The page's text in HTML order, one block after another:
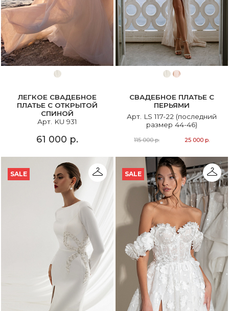
ЛЕГКОЕ СВАДЕБНОЕ
ПЛАТЬЕ С ОТКРЫТОЙ
СПИНОЙ
Арт. KU 931
61 000 р.
СВАДЕБНОЕ ПЛАТЬЕ С
ПЕРЬЯМИ
Арт. LS 117-22 (последний
размер 44-46)
115 000 р. 25 000 р.
SALE SALE